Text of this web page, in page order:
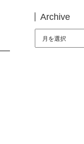
Archive